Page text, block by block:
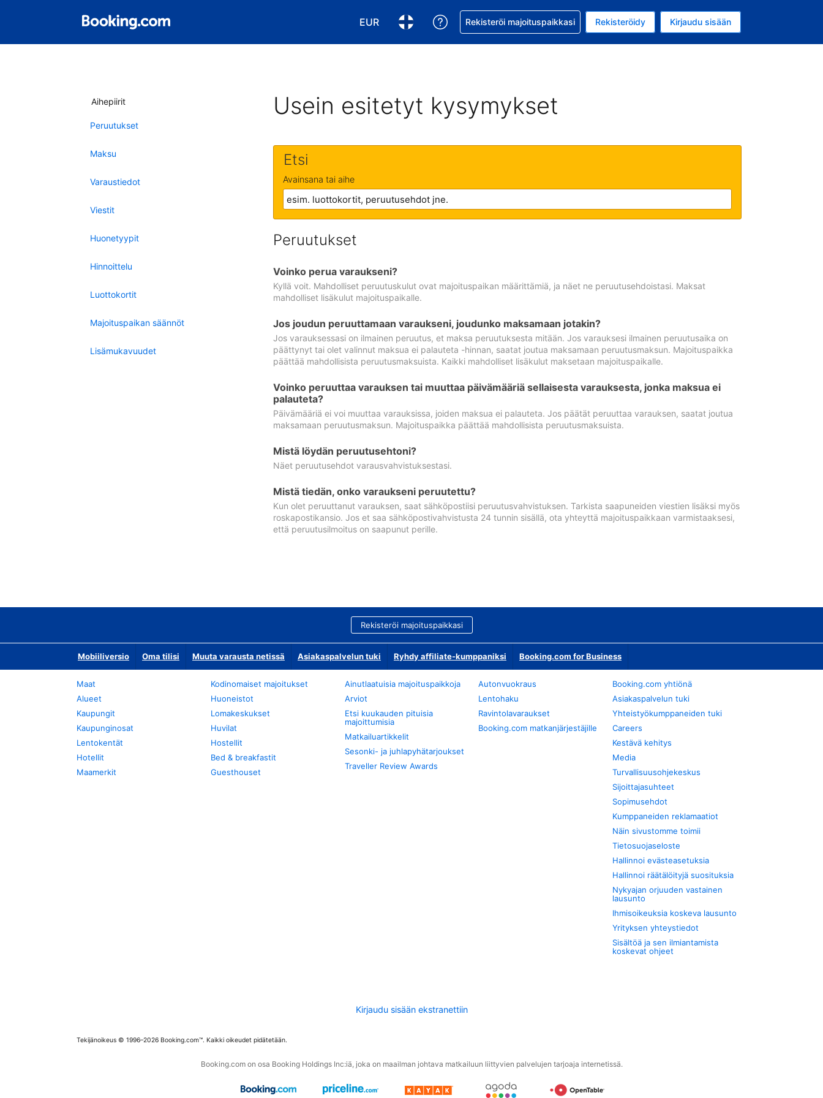
EUR
Valitse valuutta. Tämänhetkinen valuutta on EUR
Valitse kieli. Tämänhetkinen kieli on Suomi
Pyydä apua varauksesi kanssa
Rekisteröi majoituspaikkasi Rekisteröidy Kirjaudu sisään
Aihepiirit
Peruutukset
Maksu
Varaustiedot
Viestit
Huonetyypit
Hinnoittelu
Luottokortit
Majoituspaikan säännöt
Lisämukavuudet
Usein esitetyt kysymykset
Etsi
Avainsana tai aihe
Peruutukset
Voinko perua varaukseni?
Kyllä voit. Mahdolliset peruutuskulut ovat majoituspaikan määrittämiä, ja näet ne peruutusehdoistasi. Maksat
mahdolliset lisäkulut majoituspaikalle.
Jos joudun peruuttamaan varaukseni, joudunko maksamaan jotakin?
Jos varauksessasi on ilmainen peruutus, et maksa peruutuksesta mitään. Jos varauksesi ilmainen peruutusaika on
päättynyt tai olet valinnut maksua ei palauteta -hinnan, saatat joutua maksamaan peruutusmaksun. Majoituspaikka
päättää mahdollisista peruutusmaksuista. Kaikki mahdolliset lisäkulut maksetaan majoituspaikalle.
Voinko peruuttaa varauksen tai muuttaa päivämääriä sellaisesta varauksesta, jonka maksua ei
palauteta?
Päivämääriä ei voi muuttaa varauksissa, joiden maksua ei palauteta. Jos päätät peruuttaa varauksen, saatat joutua
maksamaan peruutusmaksun. Majoituspaikka päättää mahdollisista peruutusmaksuista.
Mistä löydän peruutusehtoni?
Näet peruutusehdot varausvahvistuksestasi.
Mistä tiedän, onko varaukseni peruutettu?
Kun olet peruuttanut varauksen, saat sähköpostiisi peruutusvahvistuksen. Tarkista saapuneiden viestien lisäksi myös
roskapostikansio. Jos et saa sähköpostivahvistusta 24 tunnin sisällä, ota yhteyttä majoituspaikkaan varmistaaksesi,
että peruutusilmoitus on saapunut perille.
Rekisteröi majoituspaikkasi
Mobiiliversio Oma tilisi Muuta varausta netissä Asiakaspalvelun tuki Ryhdy affiliate-kumppaniksi Booking.com for Business
Maat
Alueet
Kaupungit
Kaupunginosat
Lentokentät
Hotellit
Maamerkit
Kodinomaiset majoitukset
Huoneistot
Lomakeskukset
Huvilat
Hostellit
Bed & breakfastit
Guesthouset
Ainutlaatuisia majoituspaikkoja
Arviot
Etsi kuukauden pituisia
majoittumisia
Matkailuartikkelit
Sesonki- ja juhlapyhätarjoukset
Traveller Review Awards
Autonvuokraus
Lentohaku
Ravintolavaraukset
Booking.com matkanjärjestäjille
Booking.com yhtiönä
Asiakaspalvelun tuki
Yhteistyökumppaneiden tuki
Careers
Kestävä kehitys
Media
Turvallisuusohjekeskus
Sijoittajasuhteet
Sopimusehdot
Kumppaneiden reklamaatiot
Näin sivustomme toimii
Tietosuojaseloste
Hallinnoi evästeasetuksia
Hallinnoi räätälöityjä suosituksia
Nykyajan orjuuden vastainen
lausunto
Ihmisoikeuksia koskeva lausunto
Yrityksen yhteystiedot
Sisältöä ja sen ilmiantamista
koskevat ohjeet
Kirjaudu sisään ekstranettiin
Tekijänoikeus © 1996–2026 Booking.com™. Kaikki oikeudet pidätetään.
Booking.com on osa Booking Holdings Inc:iä, joka on maailman johtava matkailuun liittyvien palvelujen tarjoaja internetissä.